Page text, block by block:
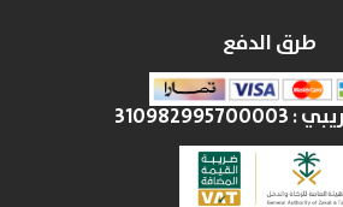
طرق الدفع
:
310982995700003